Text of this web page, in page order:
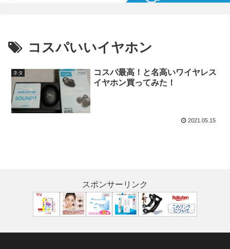
コスパいいイヤホン
ネタ
コスパ最高！と名高いワイヤレス
イヤホン買ってみた！
2021.05.15
スポンサーリンク